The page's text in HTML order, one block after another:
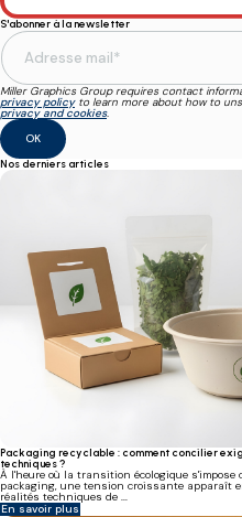
S'abonner à la newsletter
Miller Graphics Group requires contact
privacy policyto learn more about how to
privacy and cookies.
Nos derniers articles
Packaging recyclable : comment concilier
techniques ?
À l'heure où la transition écologique s'impose
packaging, une tension croissante apparaît
réalités techniques de ...
En savoir plus